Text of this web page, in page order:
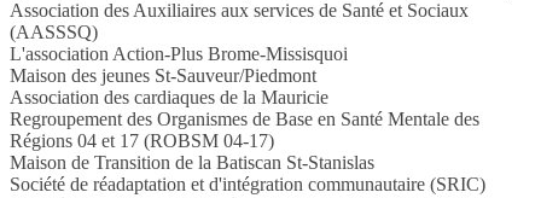
Association des Auxiliaires aux services de Santé et Sociaux
(AASSSQ)
L'association Action-Plus Brome-Missisquoi
Maison des jeunes St-Sauveur/Piedmont
Association des cardiaques de la Mauricie
Regroupement des Organismes de Base en Santé Mentale des
Régions 04 et 17 (ROBSM 04-17)
Maison de Transition de la Batiscan St-Stanislas
Société de réadaptation et d'intégration communautaire (SRIC)